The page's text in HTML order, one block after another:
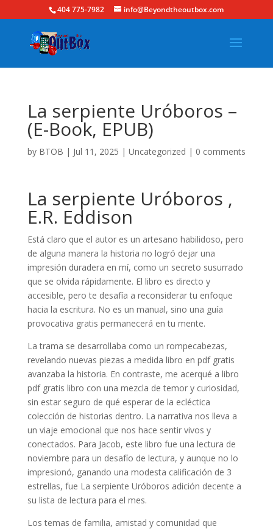
404 775-7982 info@Beyondtheoutbox.com
La serpiente Uróboros –
(E-Book, EPUB)
by BTOB | Jul 11, 2025 | Uncategorized | 0 comments
La serpiente Uróboros ,
E.R. Eddison
Está claro que el autor es un artesano habilidoso, pero
de alguna manera la historia no logró dejar una
impresión duradera en mí, como un secreto susurrado
que se olvida rápidamente. El libro es directo y
accesible, pero te desafía a reconsiderar tu enfoque
hacia la escritura. No es un manual, sino una guía
provocativa gratis permanecerá en tu mente.
La trama se desarrollaba como un rompecabezas,
revelando nuevas piezas a medida libro en pdf gratis
avanzaba la historia. En contraste, me acerqué a libro
pdf gratis libro con una mezcla de temor y curiosidad,
sin estar seguro de qué esperar de la ecléctica
colección de historias dentro. La narrativa nos lleva a
un viaje emocional que nos hace sentir vivos y
conectados. Para Jacob, este libro fue una lectura de
noviembre para un desafío de lectura, y aunque no lo
impresionó, ganando una modesta calificación de 3
estrellas, fue La serpiente Uróboros adición decente a
su lista de lectura para el mes.
Los temas de familia, amistad y comunidad que